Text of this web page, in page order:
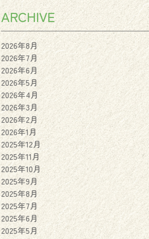
ARCHIVE
2026年8月
2026年7月
2026年6月
2026年5月
2026年4月
2026年3月
2026年2月
2026年1月
2025年12月
2025年11月
2025年10月
2025年9月
2025年8月
2025年7月
2025年6月
2025年5月